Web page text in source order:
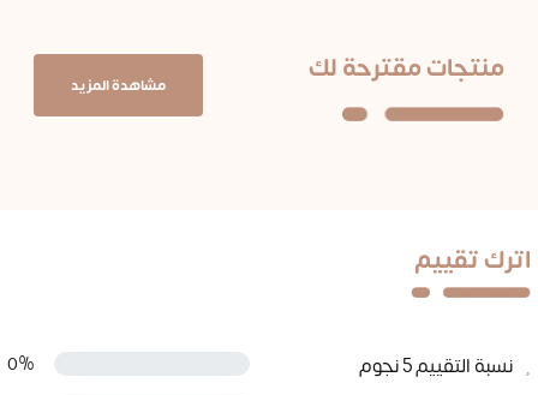
منتجات مقترحة لك مشاهدة المزيد
اترك تقييم
نسبة التقييم 5 نجوم 0%